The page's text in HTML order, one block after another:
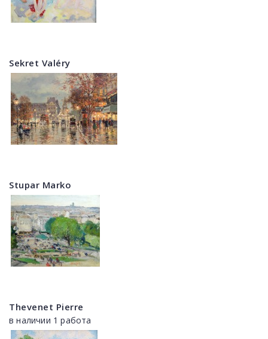
Sekret Valéry
Stupar Marko
Thevenet Pierre
в наличии 1 работа